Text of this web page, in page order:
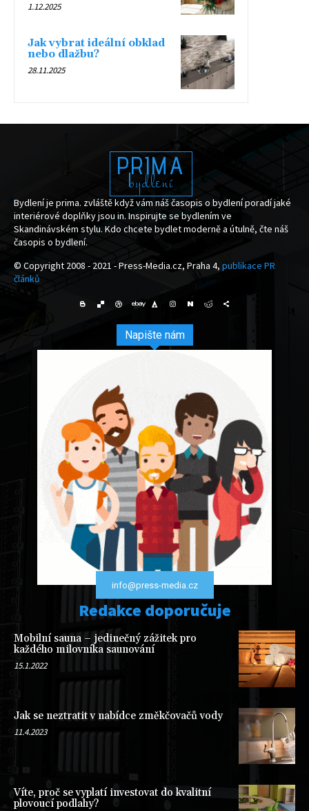
1.12.2025
Jak vybrat ideální obklad
nebo dlažbu?
28.11.2025
PRIMA
bydlení
Bydlení je prima. zvláště když vám náš časopis o bydlení poradí jaké
interiérové doplňky jsou in. Inspirujte se bydlením ve
Skandinávském stylu. Kdo chcete bydlet moderně a útulně, čte náš
časopis o bydlení.
© Copyright 2008 - 2021 - Press-Media.cz, Praha 4, publikace PR
článků
Napište nám
info@press-media.cz
Redakce doporučuje
Mobilní sauna – jedinečný zážitek pro
každého milovníka saunování
15.1.2022
Jak se neztratit v nabídce změkčovačů vody
11.4.2023
Víte, proč se vyplatí investovat do kvalitní
plovoucí podlahy?